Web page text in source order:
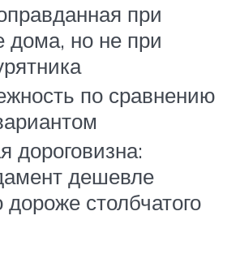
при
дома, но не при
по сравнению
дороговизна:
дешевле
дороже столбчатого